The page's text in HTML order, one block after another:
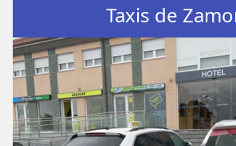
Taxis de